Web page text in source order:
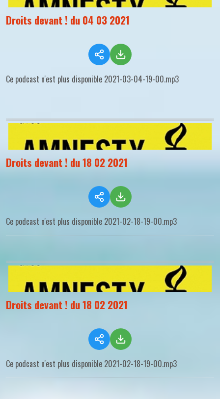
Droits devant ! du 04 03 2021
Ce podcast n'est plus disponible 2021-03-04-19-00.mp3
Droits devant ! du 18 02 2021
Ce podcast n'est plus disponible 2021-02-18-19-00.mp3
Droits devant ! du 18 02 2021
Ce podcast n'est plus disponible 2021-02-18-19-00.mp3